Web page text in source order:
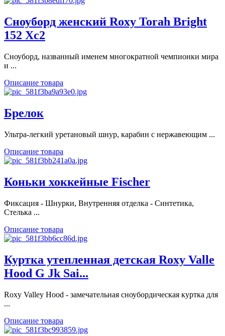
Сноуборд женский Roxy Torah Bright
152 Xc2
Сноуборд, названный именем многократной чемпионки мира
и ...
Описание товара
Брелок
Ультра-легкий уретановый шнур, карабин с нержавеющим ...
Описание товара
Коньки хоккейные Fischer
Фиксация - Шнурки, Внутренняя отделка - Синтетика,
Стелька ...
Описание товара
Куртка утепленная детская Roxy Valle
Hood G Jk Sai...
Roxy Valley Hood - замечательная сноубордическая куртка для
...
Описание товара